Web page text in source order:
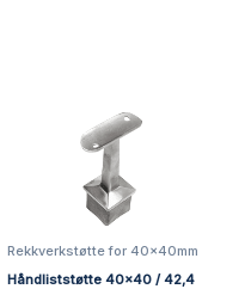
Rekkverkstøtte for 40x40mm
Håndliststøtte 40×40 / 42,4